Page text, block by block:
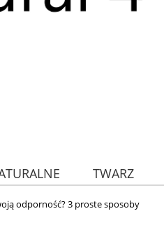
TWARZ
odporność? 3 proste sposoby